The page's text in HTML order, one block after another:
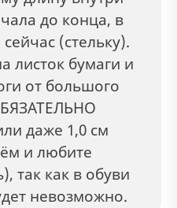
до конца, в
(стельку).
листок бумаги и
от большого
даже 1,0 см
и любите
так как в обуви
невозможно.